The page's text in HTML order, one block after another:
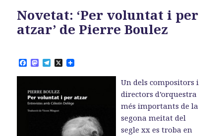
Novetat: ‘Per voluntat i per
atzar’ de Pierre Boulez
F
c
b
o
o
M
s
o
d
o
T
l
g
r
a
X
Un dels compositors i
directors d’orquestra
més importants de la
segona meitat del
segle xx es troba en